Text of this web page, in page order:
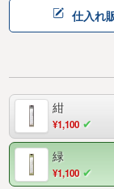
仕入れ
紺
¥1,100
緑
¥1,100